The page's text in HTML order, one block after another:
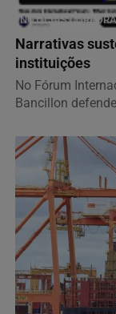
NOTÍCIAS
Narrativas
instituições
No Fórum
Bancillon